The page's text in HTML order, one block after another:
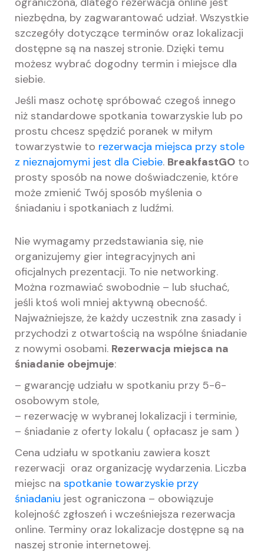
niezbędna, by zagwarantować udział. Wszystkie
szczegóły dotyczące terminów oraz lokalizacji
dostępne są na naszej stronie. Dzięki temu
możesz wybrać dogodny termin i miejsce dla
siebie.
Jeśli masz ochotę spróbować czegoś innego
niż standardowe spotkania towarzyskie lub po
prostu chcesz spędzić poranek w miłym
towarzystwie to rezerwacja miejsca przy stole
z nieznajomymi jest dla Ciebie. BreakfastGO to
prosty sposób na nowe doświadczenie, które
może zmienić Twój sposób myślenia o
śniadaniu i spotkaniach z ludźmi.
Nie wymagamy przedstawiania się, nie
organizujemy gier integracyjnych ani
oficjalnych prezentacji. To nie networking.
Można rozmawiać swobodnie – lub słuchać,
jeśli ktoś woli mniej aktywną obecność.
Najważniejsze, że każdy uczestnik zna zasady i
przychodzi z otwartością na wspólne śniadanie
z nowymi osobami. Rezerwacja miejsca na
śniadanie obejmuje:
– gwarancję udziału w spotkaniu przy 5-6-
osobowym stole,
– rezerwację w wybranej lokalizacji i terminie,
– śniadanie z oferty lokalu ( opłacasz je sam )
Cena udziału w spotkaniu zawiera koszt
rezerwacji oraz organizację wydarzenia. Liczba
miejsc na spotkanie towarzyskie przy
śniadaniu jest ograniczona – obowiązuje
kolejność zgłoszeń i wcześniejsza rezerwacja
online. Terminy oraz lokalizacje dostępne są na
naszej stronie internetowej.